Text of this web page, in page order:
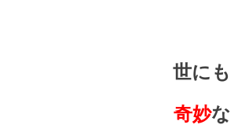
世にも
奇妙な